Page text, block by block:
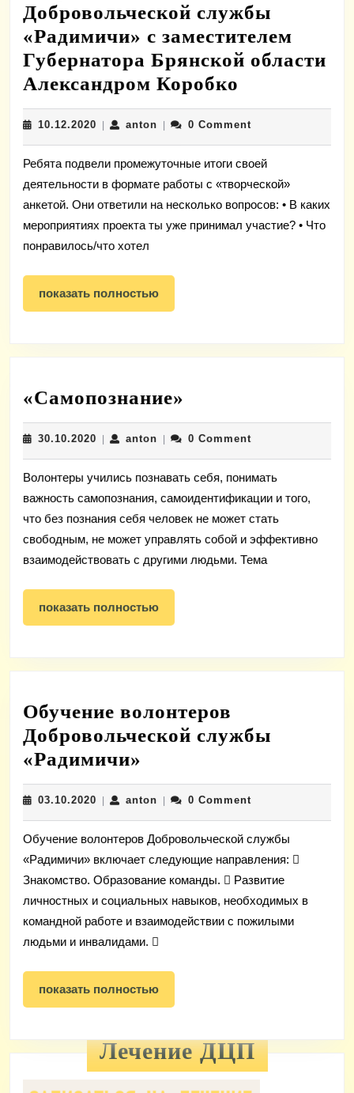
Добровольческой службы
«Радимичи» с заместителем
Губернатора Брянской области
Александром Коробко
активистов
службы
с
Коробко
10.12.2020 10.12.2020
| antonanton
| 0 Comment
Ребята подвели промежуточные итоги своей
деятельности в формате работы с «творческой»
анкетой. Они ответили на несколько вопросов: • В каких
мероприятиях проекта ты уже принимал участие? • Что
понравилось/что хотел
показать полностьюпоказать
полностью
«Самопознание»
30.10.2020 30.10.2020
| antonanton
| 0 Comment
Волонтеры учились познавать себя, понимать
важность самопознания, самоидентификации и того,
что без познания себя человек не может стать
свободным, не может управлять собой и эффективно
взаимодействовать с другими людьми. Тема
показать полностьюпоказать
полностью
Обучение волонтеров
Добровольческой службы
«Радимичи»
волонтеров
Добровольческой
службы
«Радимичи»
03.10.2020 03.10.2020
| antonanton
| 0 Comment
Обучение волонтеров Добровольческой службы
«Радимичи» включает следующие направления: 
Знакомство. Образование команды.  Развитие
личностных и социальных навыков, необходимых в
командной работе и взаимодействии с пожилыми
людьми и инвалидами. 
показать полностьюпоказать
полностью
Лечение ДЦП